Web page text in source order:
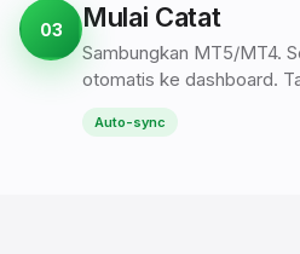
03 Mulai Catat
Sambungkan MT5/MT4.
otomatis ke dashboard.
Auto-sync